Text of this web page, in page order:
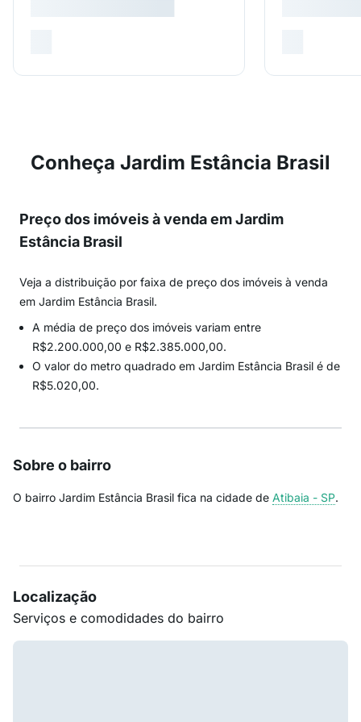
Conheça Jardim Estância Brasil
Preço dos imóveis à venda em Jardim
Estância Brasil
Veja a distribuição por faixa de preço dos imóveis à venda
em Jardim Estância Brasil.
A média de preço dos imóveis variam entre
R$2.200.000,00 e R$2.385.000,00.
O valor do metro quadrado em Jardim Estância Brasil é de
R$5.020,00.
Sobre o bairro
O bairro Jardim Estância Brasil fica na cidade de Atibaia - SP.
Localização
Serviços e comodidades do bairro